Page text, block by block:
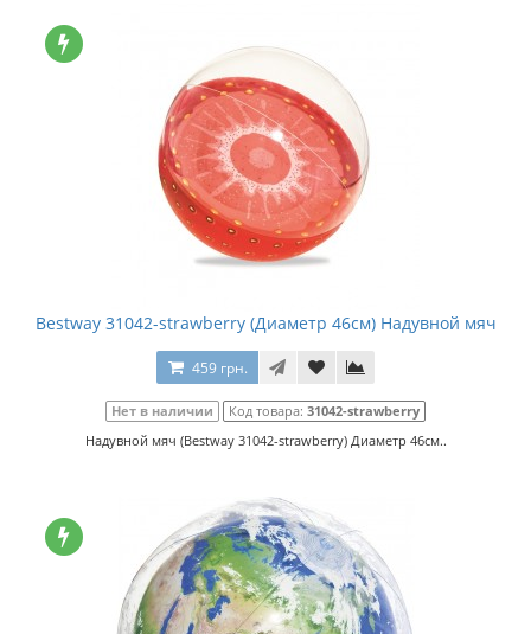
Bestway 31042-strawberry (Диаметр 46см) Надувной мяч
459 грн.
Нет в наличии Код товара: 31042-strawberry
Надувной мяч (Bestway 31042-strawberry) Диаметр 46см..